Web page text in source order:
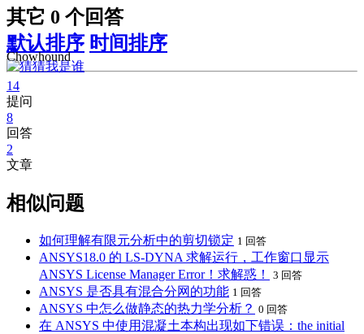
其它 0 个回答
默认排序 时间排序
Chowhound
14
提问
8
回答
2
文章
相似问题
如何理解有限元分析中的剪切锁定 1 回答
ANSYS18.0 的 LS-DYNA 求解运行，工作窗口显示
ANSYS License Manager Error！求解惑！
3 回答
ANSYS 是否具有混合分网的功能 1 回答
ANSYS 中怎么做静态的热力学分析？ 0 回答
在 ANSYS 中使用混凝土本构出现如下错误：the initial